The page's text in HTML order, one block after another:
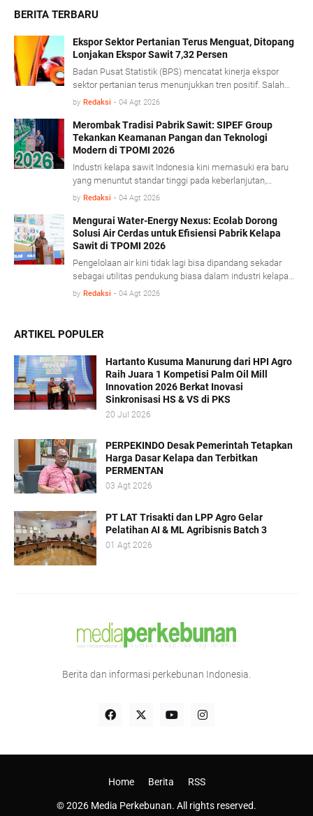
BERITA TERBARU
Ekspor Sektor Pertanian Terus Menguat, Ditopang
Lonjakan Ekspor Sawit 7,32 Persen
Badan Pusat Statistik (BPS) mencatat kinerja ekspor
sektor pertanian terus menunjukkan tren positif. Salah
satu pendorong kinerja tersebut berasal dari komoditas
turunannya yang mencatat pertumbuhan ekspor cukup
signifikan. BPS mencatat, sepanjang Januari- Juni 2026
nilai ekspor CPO dan produk turunannya tumbuh 7,32
persen dibandingkan periode yang sama tahun lalu,
didorong penguatan harga CPO di pasar global.
by Redaksi - 04 Agt 2026
Merombak Tradisi Pabrik Sawit: SIPEF Group
Tekankan Keamanan Pangan dan Teknologi
Modern di TPOMI 2026
Industri kelapa sawit Indonesia kini memasuki era baru
yang menuntut standar tinggi pada keberlanjutan,
keamanan pangan, dan adaptasi teknologi modern.
Indonesia (TPOMI) 2026 yang berlangsung di Medan,
Sumatera Utara, Kamis (9/7/2026), SIPEF Group/PT
Tolan Tiga Indonesia membagikan pengalamannya
merombak tradisi operasional lama demi menjawab
tantangan pasar global.
by Redaksi - 04 Agt 2026
Mengurai Water-Energy Nexus: Ecolab Dorong
Solusi Air Cerdas untuk Efisiensi Pabrik Kelapa
Sawit di TPOMI 2026
Pengelolaan air kini tidak lagi bisa dipandang sekadar
sebagai utilitas pendukung biasa dalam industri kelapa
sawit. Dalam ajang konferensi Technology & Talent Palm
penyedia solusi air global, Ecolab Indonesia, menegaskan
yang sangat menentukan efisiensi operasional, efisiensi
energi, hingga profitabilitas industri kelapa sawit.
by Redaksi - 04 Agt 2026
ARTIKEL POPULER
Hartanto Kusuma Manurung dari HPI Agro
Raih Juara 1 Kompetisi Palm Oil Mill
Innovation 2026 Berkat Inovasi
Sinkronisasi HS & VS di PKS
20 Jul 2026
PERPEKINDO Desak Pemerintah Tetapkan
Harga Dasar Kelapa dan Terbitkan
PERMENTAN
03 Agt 2026
PT LAT Trisakti dan LPP Agro Gelar
Pelatihan AI & ML Agribisnis Batch 3
01 Agt 2026
Berita dan informasi perkebunan Indonesia.
© 2026 Media Perkebunan. All rights reserved.
Home Berita RSS